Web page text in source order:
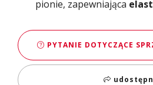
pionie, zapewniająca
PYTANIE DOTYCZĄCE